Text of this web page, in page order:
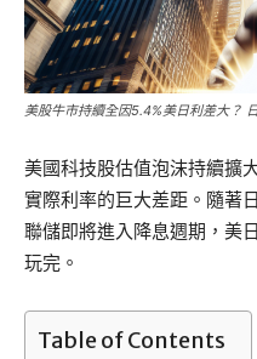
美股牛市持續全因5.4%美日利差大？
美國科技股估值泡沫持續擴
實際利率的巨大差距。隨著
聯儲即將進入降息週期，美
玩完。
Table of Contents